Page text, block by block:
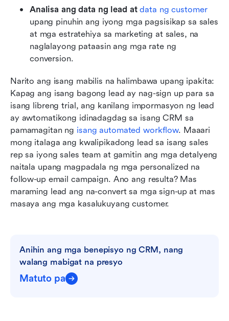
Analisa ang data ng lead at data ng customer
upang pinuhin ang iyong mga pagsisikap sa sales
at mga estratehiya sa marketing at sales, na
naglalayong pataasin ang mga rate ng
conversion.
Narito ang isang mabilis na halimbawa upang ipakita:
Kapag ang isang bagong lead ay nag-sign up para sa
isang libreng trial, ang kanilang impormasyon ng lead
ay awtomatikong idinadagdag sa isang CRM sa
pamamagitan ng isang automated workflow. Maaari
mong italaga ang kwalipikadong lead sa isang sales
rep sa iyong sales team at gamitin ang mga detalyeng
naitala upang magpadala ng mga personalized na
follow-up email campaign. Ano ang resulta? Mas
maraming lead ang na-convert sa mga sign-up at mas
masaya ang mga kasalukuyang customer.
Anihin ang mga benepisyo ng CRM, nang
walang mabigat na presyo
Matuto pa